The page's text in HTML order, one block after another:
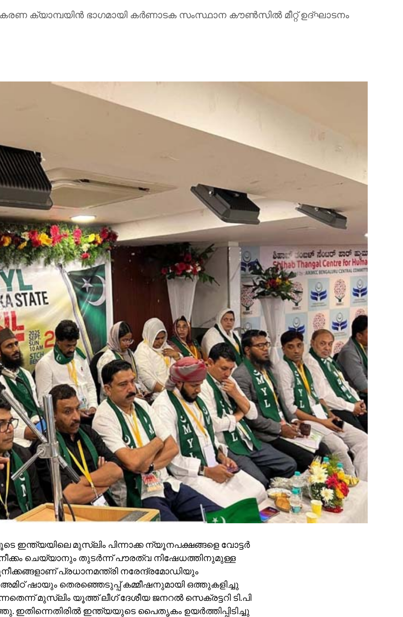
ക്യാമ്പയിന്‍ ഭാഗമായി കര്‍ണാടക സംസ്ഥാന കൗണ്‍സില്‍ മീറ്റ് ഉദ്ഘാടനം
മുസ്‌ലിം പിന്നാക്ക ന്യൂനപക്ഷങ്ങളെ വോട്ടര്‍
നീക്കം ചെയ്യാനും തുടര്‍ന്ന് പൗരത്വ നിഷേധത്തിനുമുള്ള
പ്രധാനമന്ത്രി നരേന്ദ്രമോഡിയും
ഷായും തെരഞ്ഞെടുപ്പ് കമ്മീഷനുമായി ഒത്തുകളിച്ചു
മുസ്‌ലിം യൂത്ത് ലീഗ് ദേശീയ ജനറല്‍ സെക്രട്ടറി ടി.പി
ഇതിന്നെതിരില്‍ ഇന്ത്യയുടെ പൈതൃകം ഉയര്‍ത്തിപ്പിടിച്ചു